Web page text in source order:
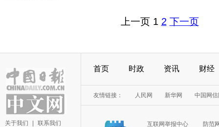
上一页 1 2 下一页
关于我们 联系我们
首页 时政 资讯 财经
友情链接： 人民网 新华网 中国网
互联网举报中心
防范